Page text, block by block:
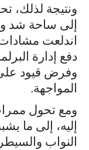
ونتيجة لذلك،
إلى ساحة شد
اندلعت
دفع إدارة
وفرض قيود
المواجهة.
ومع تحول
إليه، إلى ما
النواب